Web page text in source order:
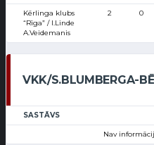
Kērlinga klubs
“Rīga” / I.Linde
A.Veidemanis
2 0
VKK/S.BLUMBERGA-
SASTĀVS
Nav